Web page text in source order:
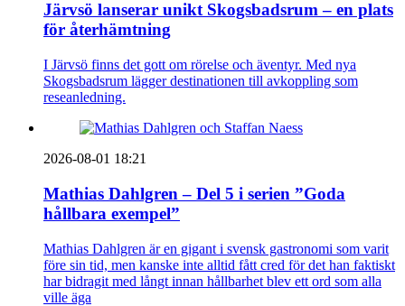
Järvsö lanserar unikt Skogsbadsrum – en plats
för återhämtning
I Järvsö finns det gott om rörelse och äventyr. Med nya
Skogsbadsrum lägger destinationen till avkoppling som
reseanledning.
2026-08-01 18:21
Mathias Dahlgren – Del 5 i serien ”Goda
hållbara exempel”
Mathias Dahlgren är en gigant i svensk gastronomi som varit
före sin tid, men kanske inte alltid fått cred för det han faktiskt
har bidragit med långt innan hållbarhet blev ett ord som alla
ville äga